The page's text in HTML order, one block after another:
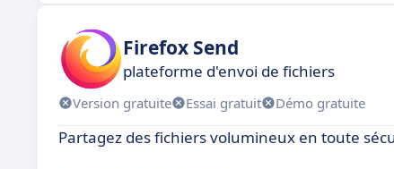
Firefox Send
plateforme d'envoi de fichiers
Version gratuite Essai gratuit Démo gratuite
Partagez des fichiers volumineux en toute